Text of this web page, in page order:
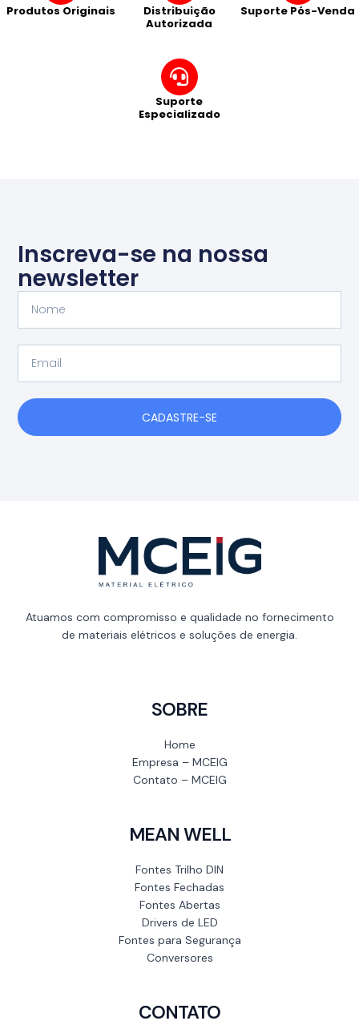
Produtos Originais
Distribuição
Autorizada
Suporte Pós-Venda
Suporte
Especializado
Inscreva-se na nossa
newsletter
CADASTRE-SE
Atuamos com compromisso e qualidade no fornecimento
de materiais elétricos e soluções de energia.
SOBRE
Home
Empresa – MCEIG
Contato – MCEIG
MEAN WELL
Fontes Trilho DIN
Fontes Fechadas
Fontes Abertas
Drivers de LED
Fontes para Segurança
Conversores
CONTATO